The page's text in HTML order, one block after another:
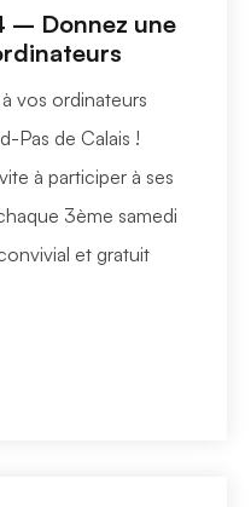
– Donnez une
vos ordinateurs
Pas de Calais !
à participer à ses
3ème samedi
et gratuit